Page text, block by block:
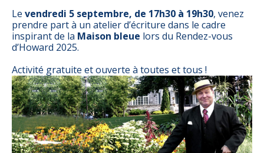
Le vendredi 5 septembre, de 17h30 à 19h30, venez
prendre part à un atelier d’écriture dans le cadre
inspirant de la Maison bleue lors du Rendez-vous
d’Howard 2025.
Activité gratuite et ouverte à toutes et tous !